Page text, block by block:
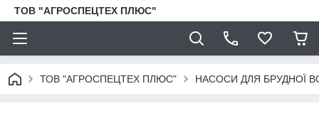
ТОВ "АГРОСПЕЦТЕХ ПЛЮС"
ТОВ "АГРОСПЕЦТЕХ ПЛЮС" НАСОСИ ДЛЯ БРУДНОЇ